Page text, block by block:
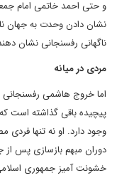
و حتی احمد خاتمی امام
نشان دادن وحدت به جهان
ناگهانی رفسنجانی نشان
مردی در میانه
اما خروج هاشمی
پیچیده باقی گذاشته است
وجود دارد. او نه تنها فردی
دوران مبهم بازسازی پس از
خشونت آمیز جمهوری